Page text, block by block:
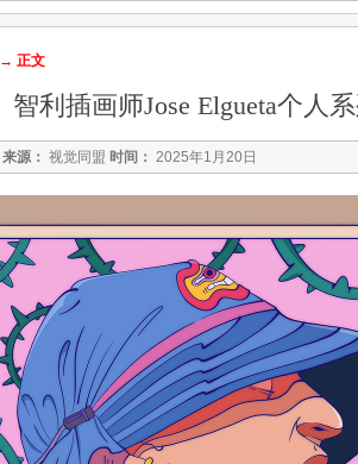
→ 正文
智利插画师Jose Elgueta个人
来源： 视觉同盟 时间： 2025年1月20日